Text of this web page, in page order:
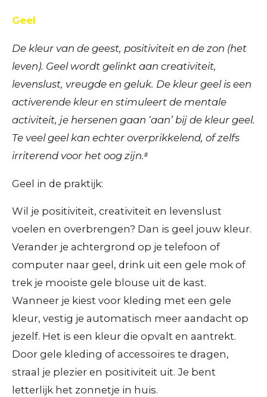
Geel
De kleur van de geest, positiviteit en de zon (het
leven). Geel wordt gelinkt aan creativiteit,
levenslust, vreugde en geluk. De kleur geel is een
activerende kleur en stimuleert de mentale
activiteit, je hersenen gaan ‘aan’ bij de kleur geel.
Te veel geel kan echter overprikkelend, of zelfs
irriterend voor het oog zijn.⁸
Geel in de praktijk:
Wil je positiviteit, creativiteit en levenslust
voelen en overbrengen? Dan is geel jouw kleur.
Verander je achtergrond op je telefoon of
computer naar geel, drink uit een gele mok of
trek je mooiste gele blouse uit de kast.
Wanneer je kiest voor kleding met een gele
kleur, vestig je automatisch meer aandacht op
jezelf. Het is een kleur die opvalt en aantrekt.
Door gele kleding of accessoires te dragen,
straal je plezier en positiviteit uit. Je bent
letterlijk het zonnetje in huis.